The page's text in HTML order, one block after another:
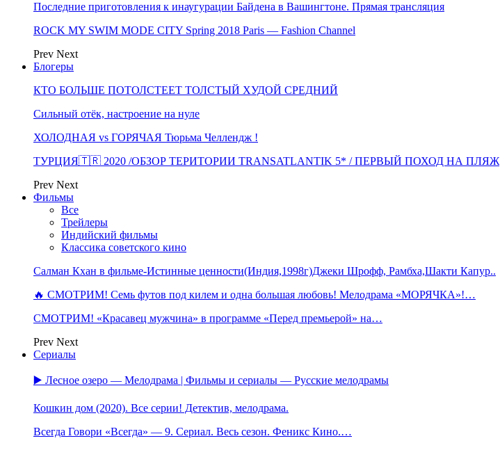
Последние приготовления к инаугурации Байдена в Вашингтоне. Прямая трансляция
ROCK MY SWIM MODE CITY Spring 2018 Paris — Fashion Channel
Prev Next
Блогеры
КТО БОЛЬШЕ ПОТОЛСТЕЕТ ТОЛСТЫЙ ХУДОЙ СРЕДНИЙ
Сильный отёк, настроение на нуле
ХОЛОДНАЯ vs ГОРЯЧАЯ Тюрьма Челлендж !
ТУРЦИЯ🇹🇷 2020 /ОБЗОР ТЕРИТОРИИ TRANSATLANTIK 5* / ПЕРВЫЙ ПОХОД НА ПЛЯЖ
Prev Next
Фильмы
Все
Трейлеры
Индийский фильмы
Классика советского кино
Салман Кхан в фильме-Истинные ценности(Индия,1998г)Джеки Шрофф, Рамбха,Шакти Капур..
🔥 СМОТРИМ! Семь футов под килем и одна большая любовь! Мелодрама «МОРЯЧКА»!…
СМОТРИМ! «Красавец мужчина» в программе «Перед премьерой» на…
Prev Next
Сериалы
▶️ Лесное озеро — Мелодрама | Фильмы и сериалы — Русские мелодрамы
Кошкин дом (2020). Все серии! Детектив, мелодрама.
Всегда Говори «Всегда» — 9. Сериал. Весь сезон. Феникс Кино.…